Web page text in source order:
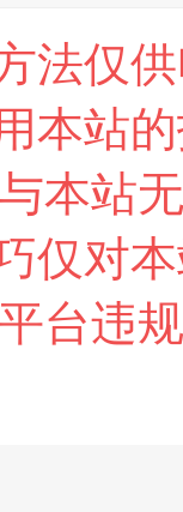
法仅
本站
本站
仅对
台违